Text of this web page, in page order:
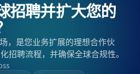
招聘并扩大您的
，是您业务扩展的理想合作伙
招聘流程，并确保全球合规性。